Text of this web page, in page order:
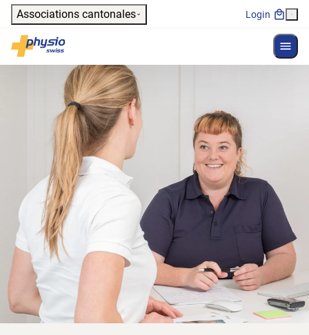
Header
Associations cantonales Login
Physioswiss
Navigation principale